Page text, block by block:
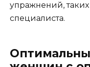
упражнений,
специалиста.